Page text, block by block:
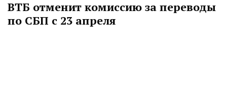
ВТБ отменит комиссию за переводы
по СБП с 23 апреля